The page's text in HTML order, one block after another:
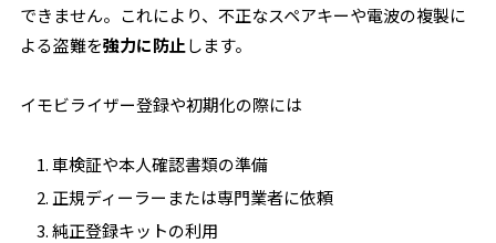
できません。これにより、不正なスペアキーや電波の複製に
よる盗難を強力に防止します。
イモビライザー登録や初期化の際には
車検証や本人確認書類の準備
正規ディーラーまたは専門業者に依頼
純正登録キットの利用